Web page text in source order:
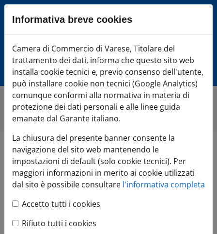
Sezione salto blocchi
Vai alla sezione dedicata alle informazioni correlate
Vai al footer
Camera di Commercio Varese
Home»Di cosa hai bisogno?»AVVIA l'impresa
AVVIA l'impresa
Vuoi diventare imprenditore?
Ecco come fare!
Dalla scelta dell'attività (parrucchiera? mediatore?
Informativa breve cookies
Camera di Commercio di Varese, Titolare del
trattamento dei dati, informa che questo sito web
installa cookie tecnici e, previo consenso dell'utente,
può installare cookie non tecnici (Google Analytics)
comunque conformi alla normativa in materia di
protezione dei dati personali e alle linee guida
emanate dal Garante italiano.
La chiusura del presente banner consente la
navigazione del sito web mantenendo le
impostazioni di default (solo cookie tecnici). Per
maggiori informazioni in merito ai cookie utilizzati
dal sito è possibile consultare l'informativa completa
Accetto tutti i cookies
Rifiuto tutti i cookies